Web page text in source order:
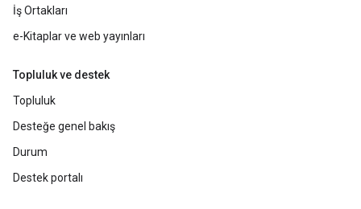
İş Ortakları
e-Kitaplar ve web yayınları
Topluluk ve destek
Topluluk
Desteğe genel bakış
Durum
Destek portalı